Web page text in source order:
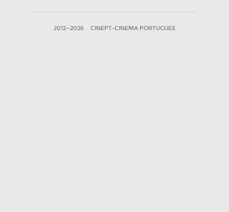
2012—2026 CINEPT-CINEMA PORTUGUES